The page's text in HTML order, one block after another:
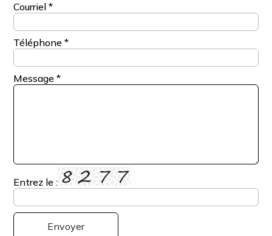
Courriel*
Téléphone*
Message*
Entrez le :